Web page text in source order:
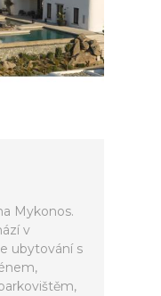
Mykonos.
v
ubytování s